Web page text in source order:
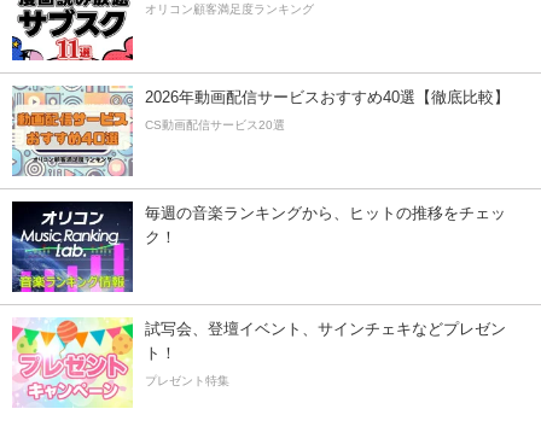
オリコン顧客満足度ランキング
2026年動画配信サービスおすすめ40選【徹底比較】
CS動画配信サービス20選
毎週の音楽ランキングから、ヒットの推移をチェッ
ク！
試写会、登壇イベント、サインチェキなどプレゼン
ト！
プレゼント特集